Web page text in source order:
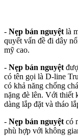
- Nẹp bán nguyệt là
quyết vấn đề đi dây
mỹ cao.
- Nẹp bán nguyệt
có tên gọi là D-line
có khả năng chống
nặng đè lên. Với thiết
dàng lắp đặt và tháo
- Nẹp bán nguyệt có
phù hợp với không